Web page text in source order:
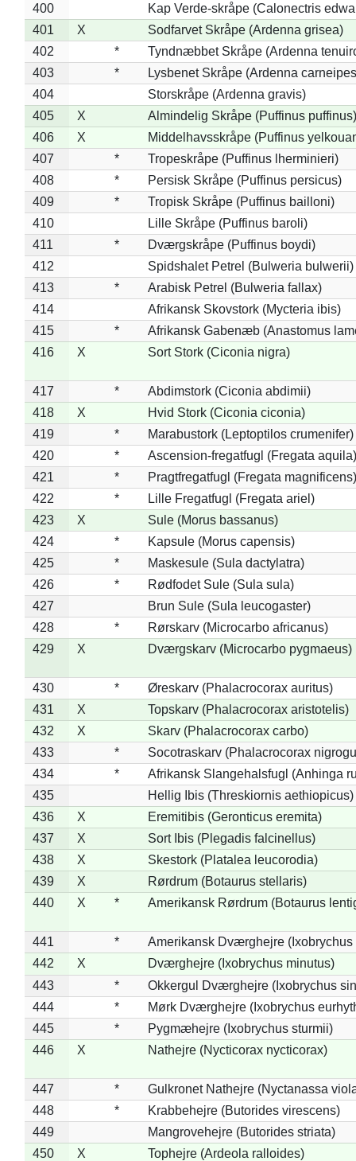
400
Kap Verde-skråpe (Calonectris
401
X
Sodfarvet Skråpe (Ardenna grisea)
402
*
Tyndnæbbet Skråpe (Ardenna
403
*
Lysbenet Skråpe (Ardenna
404
Storskråpe (Ardenna gravis)
405
X
Almindelig Skråpe (Puffinus puffinus)
406
X
Middelhavsskråpe (Puffinus
407
*
Tropeskråpe (Puffinus lherminieri)
408
*
Persisk Skråpe (Puffinus persicus)
409
*
Tropisk Skråpe (Puffinus bailloni)
410
Lille Skråpe (Puffinus baroli)
411
*
Dværgskråpe (Puffinus boydi)
412
Spidshalet Petrel (Bulweria bulwerii)
413
*
Arabisk Petrel (Bulweria fallax)
414
Afrikansk Skovstork (Mycteria ibis)
415
*
Afrikansk Gabenæb (Anastomus
416
X Sort Stork (Ciconia nigra)
417 *
Abdimstork (Ciconia abdimii)
418
X
Hvid Stork (Ciconia ciconia)
419
*
Marabustork (Leptoptilos crumenifer)
420
*
Ascension-fregatfugl (Fregata aquila)
421
*
Pragtfregatfugl (Fregata magnificens)
422
*
Lille Fregatfugl (Fregata ariel)
423
X
Sule (Morus bassanus)
424
*
Kapsule (Morus capensis)
425
*
Maskesule (Sula dactylatra)
426
*
Rødfodet Sule (Sula sula)
427
Brun Sule (Sula leucogaster)
428
*
Rørskarv (Microcarbo africanus)
429
X Dværgskarv (Microcarbo pygmaeus)
430 *
Øreskarv (Phalacrocorax auritus)
431
X
Topskarv (Phalacrocorax aristotelis)
432
X
Skarv (Phalacrocorax carbo)
433
*
Socotraskarv (Phalacrocorax
434
*
Afrikansk Slangehalsfugl (Anhinga
435
Hellig Ibis (Threskiornis aethiopicus)
436
X
Eremitibis (Geronticus eremita)
437
X
Sort Ibis (Plegadis falcinellus)
438
X
Skestork (Platalea leucorodia)
439
X
Rørdrum (Botaurus stellaris)
440
X * Amerikansk Rørdrum (Botaurus
441 *
Amerikansk Dværghejre (Ixobrychus
442
X
Dværghejre (Ixobrychus minutus)
443
*
Okkergul Dværghejre (Ixobrychus
444
*
Mørk Dværghejre (Ixobrychus
445
*
Pygmæhejre (Ixobrychus sturmii)
446
X Nathejre (Nycticorax nycticorax)
447 *
Gulkronet Nathejre (Nyctanassa
448
*
Krabbehejre (Butorides virescens)
449
Mangrovehejre (Butorides striata)
450
X
Tophejre (Ardeola ralloides)